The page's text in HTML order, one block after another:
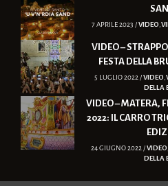
7 APRILE 2023 /VIDEO ,
VIDEO –
FESTA DELLA
5 LUGLIO 2022 /VIDEO ,
DELLA
VIDEO – MATERA,
2022: IL CARRO
24 GIUGNO 2022 /VIDEO
DELLA